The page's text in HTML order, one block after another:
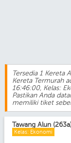
Tersedia 1 Kereta
Kereta Termurah
16:46:00, Kelas:
Pastikan Anda
memiliki tiket
Tawang Alun
Kelas: Ekonomi